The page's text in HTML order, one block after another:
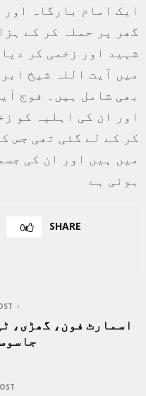
ایک امام بارگاہ
گھر پر حملہ کر کے
شہید اور زخمی کر
بھی شامل ہیں۔ فوج
اور ان کی اہلیہ کو
کر کے لے گئی تھی جس
میں ہیں اور ان کی
ہوئی ہے
SHARE
0
اسمارٹ فون، گھڑی،